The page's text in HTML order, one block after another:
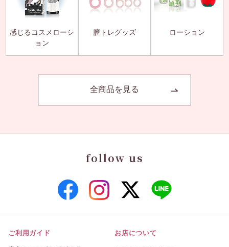
感じるコスメローシ
ョン
膣トレグッズ ローション
全商品を見る
follow us
ご利用ガイド
お店について